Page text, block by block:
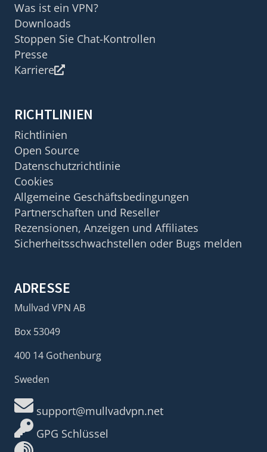
Was ist ein VPN?
Downloads
Stoppen Sie Chat-Kontrollen
Presse
Karriere
RICHTLINIEN
Richtlinien
Open Source
Datenschutzrichtlinie
Cookies
Allgemeine Geschäftsbedingungen
Partnerschaften und Reseller
Rezensionen, Anzeigen und Affiliates
Sicherheitsschwachstellen oder Bugs melden
ADRESSE
Mullvad VPN AB
Box 53049
400 14 Gothenburg
Sweden
support@mullvadvpn.net
GPG Schlüssel